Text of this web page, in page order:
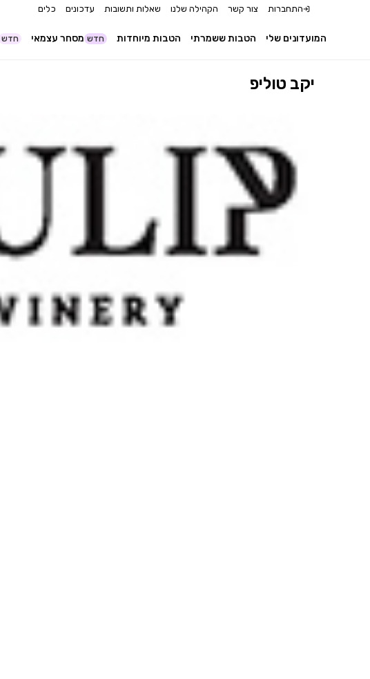
התחברות צור קשר הקהילה שלנו שאלות ותשובות עדכונים כלים
חדש מסחר עצמאי חדש הטבות מיוחדות הטבות ששמרתי המועדונים שלי
יקב טוליפ